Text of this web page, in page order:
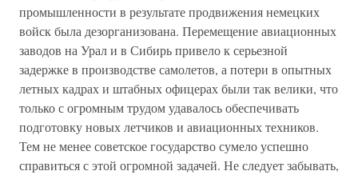
промышленности в результате продвижения немецких
войск была дезорганизована. Перемещение авиационных
заводов на Урал и в Сибирь привело к серьезной
задержке в производстве самолетов, а потери в опытных
летных кадрах и штабных офицерах были так велики, что
только с огромным трудом удавалось обеспечивать
подготовку новых летчиков и авиационных техников.
Тем не менее советское государство сумело успешно
справиться с этой огромной задачей. Не следует забывать,